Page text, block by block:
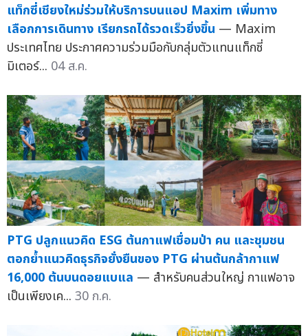
แท็กซี่เชียงใหม่ร่วมให้บริการบนแอป Maxim เพิ่มทาง
เลือกการเดินทาง เรียกรถได้รวดเร็วยิ่งขึ้น — Maxim
ประเทศไทย ประกาศความร่วมมือกับกลุ่มตัวแทนแท็กซี่
มิเตอร์... 04 ส.ค.
PTG ปลูกแนวคิด ESG ต้นกาแฟเชื่อมป่า คน และชุมชน
ตอกย้ำแนวคิดธุรกิจยั่งยืนของ PTG ผ่านต้นกล้ากาแฟ
16,000 ต้นบนดอยแบแล — สำหรับคนส่วนใหญ่ กาแฟอาจ
เป็นเพียงเค... 30 ก.ค.